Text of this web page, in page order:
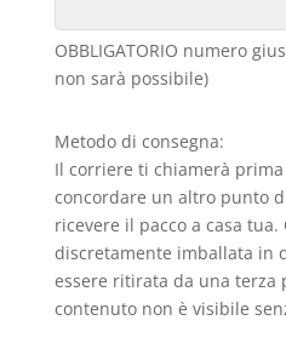
OBBLIGATORIO numero
non sarà possibile)
Metodo di consegna:
Il corriere ti chiamerà
concordare un altro punto
ricevere il pacco a casa
discretamente imballata in
essere ritirata da una terza
contenuto non è visibile